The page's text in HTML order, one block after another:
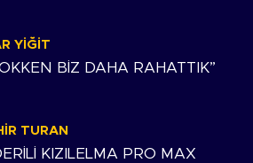
YIĞIT
BİZ DAHA RAHATTIK”
TURAN
KIZILELMA PRO MAX